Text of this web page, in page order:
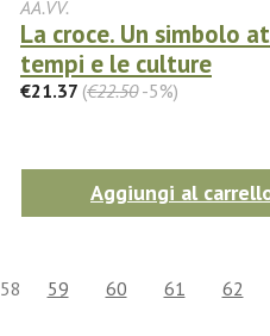
AA.VV.
La croce. Un simbolo
tempi e le culture
€21.37 (€22.50-5%)
Aggiungi al
58 59 60 61 62